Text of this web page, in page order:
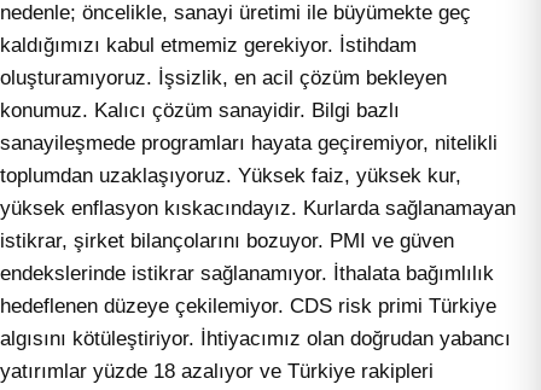
nedenle; öncelikle, sanayi üretimi ile büyümekte geç
kaldığımızı kabul etmemiz gerekiyor. İstihdam
oluşturamıyoruz. İşsizlik, en acil çözüm bekleyen
konumuz. Kalıcı çözüm sanayidir. Bilgi bazlı
sanayileşmede programları hayata geçiremiyor, nitelikli
toplumdan uzaklaşıyoruz. Yüksek faiz, yüksek kur,
yüksek enflasyon kıskacındayız. Kurlarda sağlanamayan
istikrar, şirket bilançolarını bozuyor. PMI ve güven
endekslerinde istikrar sağlanamıyor. İthalata bağımlılık
hedeflenen düzeye çekilemiyor. CDS risk primi Türkiye
algısını kötüleştiriyor. İhtiyacımız olan doğrudan yabancı
yatırımlar yüzde 18 azalıyor ve Türkiye rakipleri